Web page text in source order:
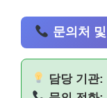
문의처
담당 기관: